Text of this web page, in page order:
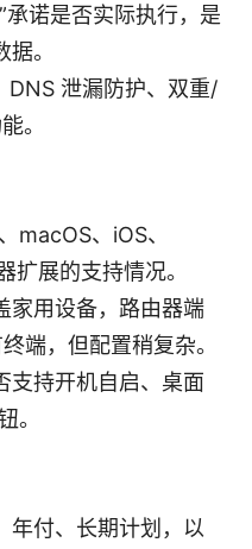
承诺是否实际执行，是
。
泄漏防护、双重/
。
macOS、iOS、
展的支持情况。
家用设备，路由器端
端，但配置稍复杂。
支持开机自启、桌面
。
年付、长期计划，以